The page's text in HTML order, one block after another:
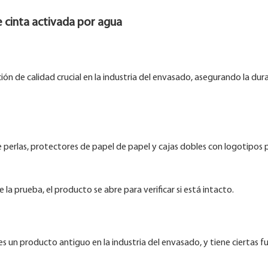
cinta activada por agua
de calidad crucial en la industria del envasado, asegurando la
protectores de papel de papel y cajas dobles con logotipos
la prueba, el producto se abre para verificar si está intacto.
un producto antiguo en la industria del envasado, y tiene ciertas